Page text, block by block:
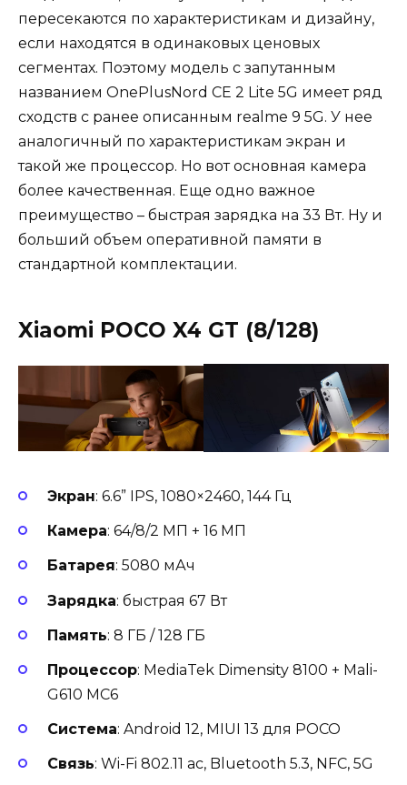
пересекаются по характеристикам и дизайну,
если находятся в одинаковых ценовых
сегментах. Поэтому модель с запутанным
названием OnePlusNord CE 2 Lite 5G имеет ряд
сходств с ранее описанным realme 9 5G. У нее
аналогичный по характеристикам экран и
такой же процессор. Но вот основная камера
более качественная. Еще одно важное
преимущество – быстрая зарядка на 33 Вт. Ну и
больший объем оперативной памяти в
стандартной комплектации.
Xiaomi POCO X4 GT (8/128)
Экран: 6.6” IPS, 1080×2460, 144 Гц
Камера: 64/8/2 МП + 16 МП
Батарея: 5080 мАч
Зарядка: быстрая 67 Вт
Память: 8 ГБ / 128 ГБ
Процессор: MediaTek Dimensity 8100 + Mali-
G610 MC6
Система: Android 12, MIUI 13 для POCO
Связь: Wi-Fi 802.11 ac, Bluetooth 5.3, NFC, 5G